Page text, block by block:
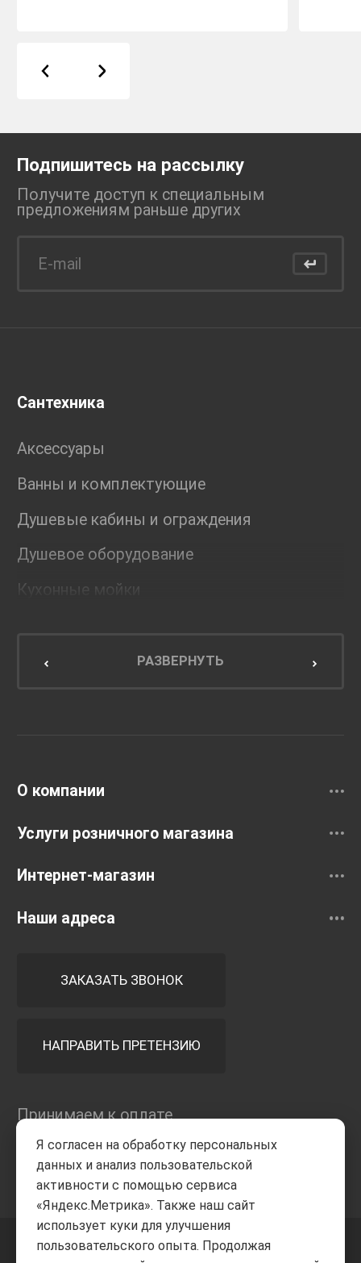
Подпишитесь на рассылку
Получите доступ к специальным
предложениям раньше других
Сантехника
Аксессуары
Ванны и комплектующие
Душевые кабины и ограждения
Душевое оборудование
Кухонные мойки
Мебель для кухниРАЗВЕРНУТЬ
О компании
Услуги розничного магазина
Интернет-магазин
Наши адреса
ЗАКАЗАТЬ ЗВОНОК
НАПРАВИТЬ ПРЕТЕНЗИЮ
Принимаем к оплате
Я согласен на обработку персональных
данных и анализ пользовательской
активности с помощью сервиса
«Яндекс.Метрика». Также наш сайт
использует куки для улучшения
пользовательского опыта. Продолжая